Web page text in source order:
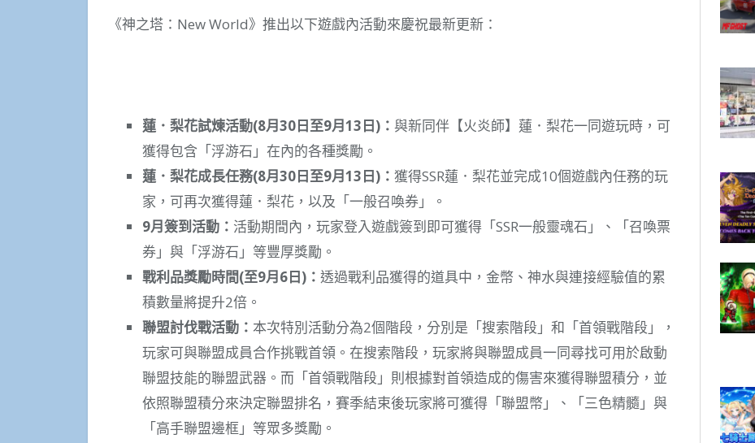
《神之塔：New World》推出以下遊戲內活動來慶祝最新更新：
蓮．梨花試煉活動(8月30日至9月13日) ： 與新同伴【火炎師】蓮．梨花一同遊玩時，可
獲得包含「浮游石」在內的各種獎勵。
蓮．梨花成長任務(8月30日至9月13日) ： 獲得SSR蓮．梨花並完成10個遊戲內任務的玩
家，可再次獲得蓮．梨花，以及「一般召喚券」。
9月簽到活動： 活動期間內，玩家登入遊戲簽到即可獲得「SSR一般靈魂石」、「召喚票
券」與「浮游石」等豐厚獎勵。
戰利品獎勵時間(至9月6日) ： 透過戰利品獲得的道具中，金幣、神水與連接經驗值的累
積數量將提升2倍。
聯盟討伐戰活動： 本次特別活動分為2個階段，分別是「搜索階段」和「首領戰階段」，
玩家可與聯盟成員合作挑戰首領。在搜索階段，玩家將與聯盟成員一同尋找可用於啟動
聯盟技能的聯盟武器。而「首領戰階段」則根據對首領造成的傷害來獲得聯盟積分，並
依照聯盟積分來決定聯盟排名，賽季結束後玩家將可獲得「聯盟幣」、「三色精髓」與
「高手聯盟邊框」等眾多獎勵。